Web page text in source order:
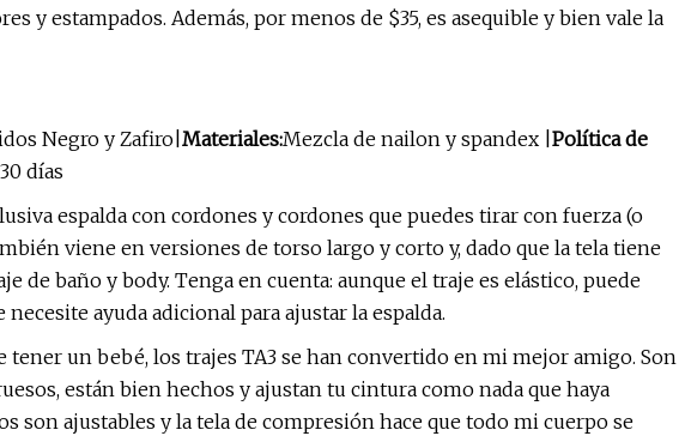
y estampados. Además, por menos de $35, es asequible y bien vale la
Negro y Zafiro| Materiales:Mezcla de nailon y spandex | Política de
días
espalda con cordones y cordones que puedes tirar con fuerza (o
viene en versiones de torso largo y corto y, dado que la tela tiene
de baño y body. Tenga en cuenta: aunque el traje es elástico, puede
ayuda adicional para ajustar la espalda.
tener un bebé, los trajes TA3 se han convertido en mi mejor amigo. Son
están bien hechos y ajustan tu cintura como nada que haya
son ajustables y la tela de compresión hace que todo mi cuerpo se